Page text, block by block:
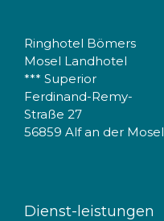
Ringhotel Bömers
Mosel Landhotel
*** Superior
Ferdinand-Remy-
Straße 27
56859 Alf an der Mosel
Dienst-leistungen